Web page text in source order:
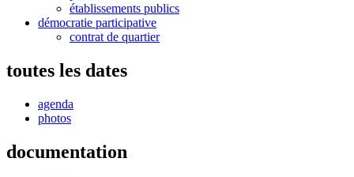
établissements publics
démocratie participative
contrat de quartier
toutes les dates
agenda
photos
documentation